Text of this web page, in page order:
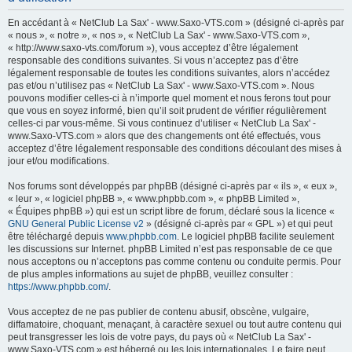
h
En accédant à « NetClub La Sax' - www.Saxo-VTS.com » (désigné ci-après par
« nous », « notre », « nos », « NetClub La Sax' - www.Saxo-VTS.com »,
« http://www.saxo-vts.com/forum »), vous acceptez d’être légalement
responsable des conditions suivantes. Si vous n’acceptez pas d’être
légalement responsable de toutes les conditions suivantes, alors n’accédez
pas et/ou n’utilisez pas « NetClub La Sax' - www.Saxo-VTS.com ». Nous
pouvons modifier celles-ci à n’importe quel moment et nous ferons tout pour
que vous en soyez informé, bien qu’il soit prudent de vérifier régulièrement
celles-ci par vous-même. Si vous continuez d’utiliser « NetClub La Sax' -
www.Saxo-VTS.com » alors que des changements ont été effectués, vous
acceptez d’être légalement responsable des conditions découlant des mises à
jour et/ou modifications.
Nos forums sont développés par phpBB (désigné ci-après par « ils », « eux »,
« leur », « logiciel phpBB », « www.phpbb.com », « phpBB Limited »,
« Équipes phpBB ») qui est un script libre de forum, déclaré sous la licence «
GNU General Public License v2 » (désigné ci-après par « GPL ») et qui peut
être téléchargé depuis www.phpbb.com. Le logiciel phpBB facilite seulement
les discussions sur Internet. phpBB Limited n’est pas responsable de ce que
nous acceptons ou n’acceptons pas comme contenu ou conduite permis. Pour
de plus amples informations au sujet de phpBB, veuillez consulter :
https://www.phpbb.com/.
Vous acceptez de ne pas publier de contenu abusif, obscène, vulgaire,
diffamatoire, choquant, menaçant, à caractère sexuel ou tout autre contenu qui
peut transgresser les lois de votre pays, du pays où « NetClub La Sax' -
www.Saxo-VTS.com » est hébergé ou les lois internationales. Le faire peut